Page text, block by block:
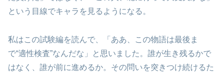
という目線でキャラを見るようになる。
私はこの試験編を読んで、「ああ、この物語は最後ま
で“適性検査”なんだな」と思いました。誰が生き残るかで
はなく、誰が前に進めるか。その問いを突きつけ続けるた